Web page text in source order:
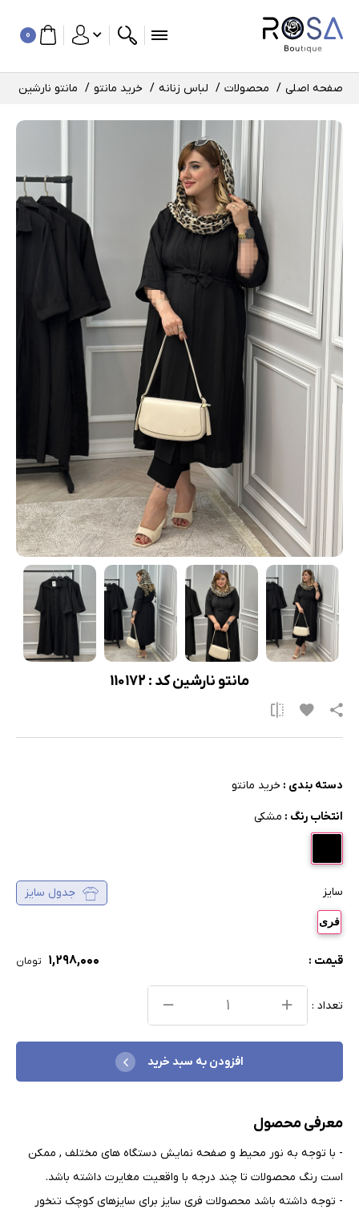
0
صفحه اصلی محصولات لباس زنانه خرید مانتو مانتو نارشین کد :
مانتو نارشین کد : 110172
دسته بندی : خرید مانتو
انتخاب رنگ : مشکی
سایز جدول سایز
فری
قیمت : ۱,۲۹۸,۰۰۰ تومان
تعداد :
افزودن به سبد خرید
معرفی محصول
- با توجه به نور محیط و صفحه نمایش دستگاه های مختلف , ممکن
است رنگ محصولات تا چند درجه با واقعیت مغایرت داشته باشد.
- توجه داشته باشد محصولات فری سایز برای سایزهای کوچک تنخور